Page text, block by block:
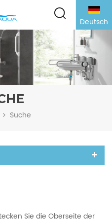
Deutsch
Suche
Sie die Oberseite der